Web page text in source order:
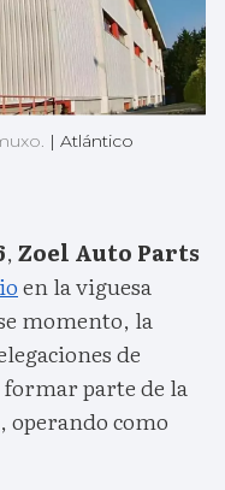
| Atlántico
, Zoel Auto Parts
en la viguesa
momento, la
de
formar parte de la
, operando como